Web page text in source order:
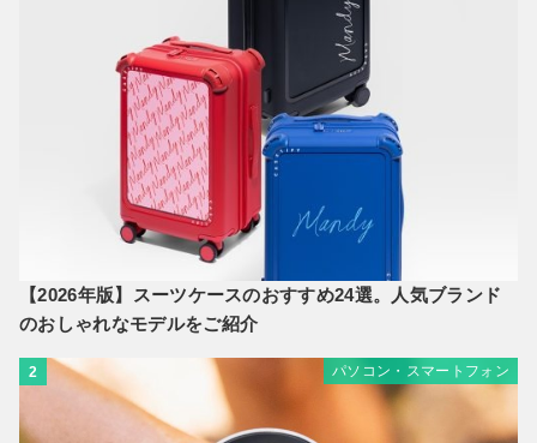
【2026年版】スーツケースのおすすめ24選。人気ブランド
のおしゃれなモデルをご紹介
2 パソコン・スマートフォン